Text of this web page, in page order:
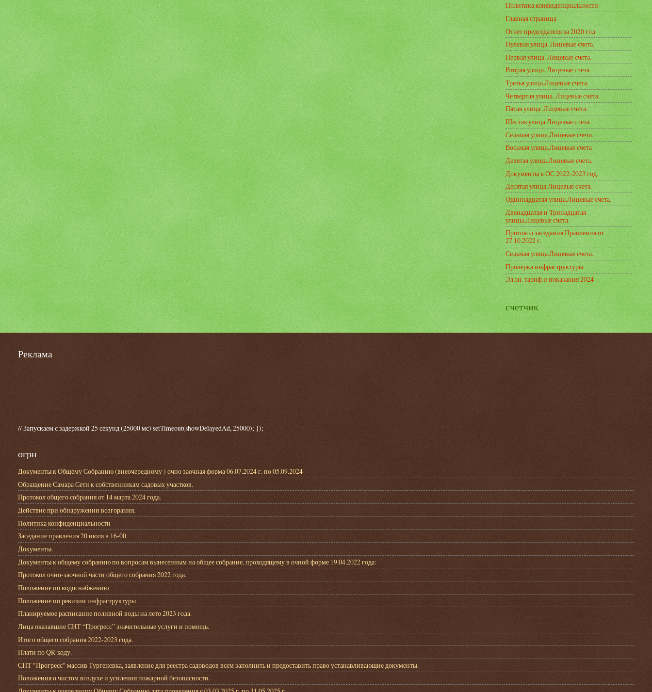
Политика конфиденциальности
Главная страница
Отчет председателя за 2020 год
Нулевая улица. Лицевые счета.
Первая улица. Лицевые счета.
Вторая улица. Лицевые счета.
Третья улица.Лицевые счета.
Четвертая улица. Лицевые счета.
Пятая улица. Лицевые счета.
Шестая улица.Лицевые счета.
Седьмая улица.Лицевые счета.
Восьмая улица.Лицевые счета
Девятая улица.Лицевые счета.
Документы к ОС 2022-2023 год.
Десятая улица.Лицевые счета.
Одиннадцатая улица.Лицевые счета.
Двенадцатая и Тринадцатая
улицы.Лицевые счета.
Протокол заседания Правления от
27.10.2022 г.
Седьмая улица.Лицевые счета.
Проверка инфраструктуры
Эл.эн. тариф и показания 2024
счетчик
Реклама
// Запускаем с задержкой 25 секунд (25000 мс) setTimeout(showDelayedAd, 25000); });
огрн
Документы к Общему Собранию (внеочередному ) очно заочная форма 06.07.2024 г. по 05.09.2024
Обращение Самара Сети к собственникам садовых участков.
Протокол общего собрания от 14 марта 2024 года.
Действие при обнаружении возгорания.
Политика конфиденциальности
Заседание правления 20 июля в 16-00
Документы.
Документы к общему собранию по вопросам вынесенным на общее собрание, проходящему в очной форме 19.04.2022 года:
Протокол очно-заочной части общего собрания 2022 года.
Положение по водоснабжению
Положение по ревизии инфраструктуры
Планируемое расписание поливной воды на лето 2023 года.
Лица оказавшие СНТ “Прогресс” значительные услуги и помощь.
Итого общего собрания 2022-2023 года.
Плати по QR-коду.
СНТ "Прогресс" массив Тургеневка, заявление для реестра садоводов всем заполнить и предоставить право устанавливающие документы.
Положения о чистом воздухе и усиления пожарной безопасности.